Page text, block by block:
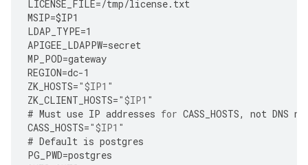
LICENSE_FILE=/tmp/license.txt
MSIP=$IP1
LDAP_TYPE=1
APIGEE_LDAPPW=secret
MP_POD=gateway
REGION=dc-1
ZK_HOSTS="$IP1"
ZK_CLIENT_HOSTS="$IP1"
# Must use IP addresses for CASS_HOSTS, not DNS
CASS_HOSTS="$IP1"
# Default is postgres
PG_PWD=postgres